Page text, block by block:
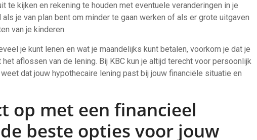
te kijken en rekening te houden met eventuele veranderingen in je
je van plan bent om minder te gaan werken of als er grote uitgaven
van je kinderen.
je kunt lenen en wat je maandelijks kunt betalen, voorkom je dat je
aflossen van de lening. Bij KBC kun je altijd terecht voor persoonlijk
dat jouw hypothecaire lening past bij jouw financiële situatie en
op met een financieel
beste opties voor jouw